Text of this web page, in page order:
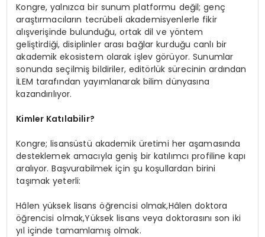
Kongre, yalnızca bir sunum platformu değil; genç
araştırmacıların tecrübeli akademisyenlerle fikir
alışverişinde bulunduğu, ortak dil ve yöntem
geliştirdiği, disiplinler arası bağlar kurduğu canlı bir
akademik ekosistem olarak işlev görüyor. Sunumlar
sonunda seçilmiş bildiriler, editörlük sürecinin ardından
İLEM tarafından yayımlanarak bilim dünyasına
kazandırılıyor.
Kimler Katılabilir?
Kongre; lisansüstü akademik üretimi her aşamasında
desteklemek amacıyla geniş bir katılımcı profiline kapı
aralıyor. Başvurabilmek için şu koşullardan birini
taşımak yeterli:
Hâlen yüksek lisans öğrencisi olmak,Hâlen doktora
öğrencisiolmak,Yüksek lisans veya doktorasını son iki
yıl içinde tamamlamış olmak.